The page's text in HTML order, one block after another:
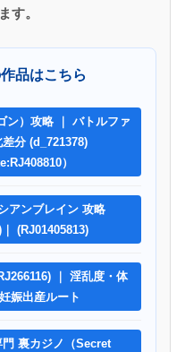
す。
品はこちら
ン）攻略 ｜ バトルファ
差分 (d_721378)
）
アンブレイン 攻略
(RJ01405813)
｜ 淫乱度・体
娠出産ルート
裏カジノ（Secret